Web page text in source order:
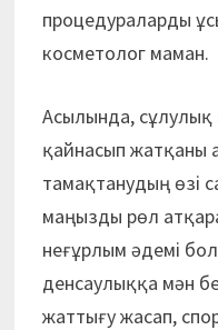
процедураларды
косметолог маман.
Асылында, сұлулық
қайнасып жатқаны
тамақтанудың өзі
маңызды рөл
неғұрлым әдемі
денсаулыққа мән
жаттығу жасап,